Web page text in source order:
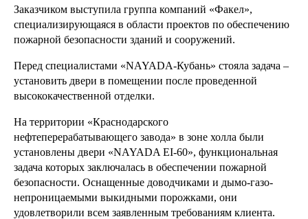
Заказчиком выступила группа компаний «Факел»,
специализирующаяся в области проектов по обеспечению
пожарной безопасности зданий и сооружений.
Перед специалистами «NAYADA-Кубань» стояла задача –
установить двери в помещении после проведенной
высококачественной отделки.
На территории «Краснодарского
нефтеперерабатывающего завода» в зоне холла были
установлены двери «NAYADA EI-60», функциональная
задача которых заключалась в обеспечении пожарной
безопасности. Оснащенные доводчиками и дымо-газо-
непроницаемыми выкидными порожками, они
удовлетворили всем заявленным требованиям клиента.